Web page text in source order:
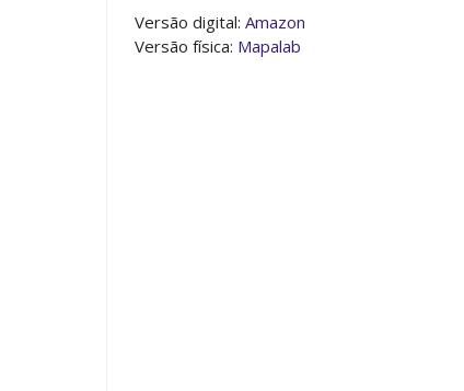
Versão digital: Amazon
Versão física: Mapalab